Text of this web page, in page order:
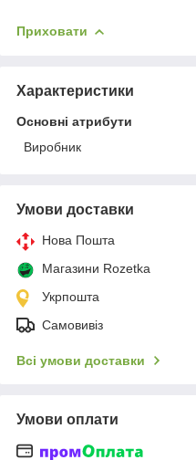
Приховати
Характеристики
Основні атрибути
Виробник
Умови доставки
Нова Пошта
Магазини Rozetka
Укрпошта
Самовивіз
Всі умови доставки
Умови оплати